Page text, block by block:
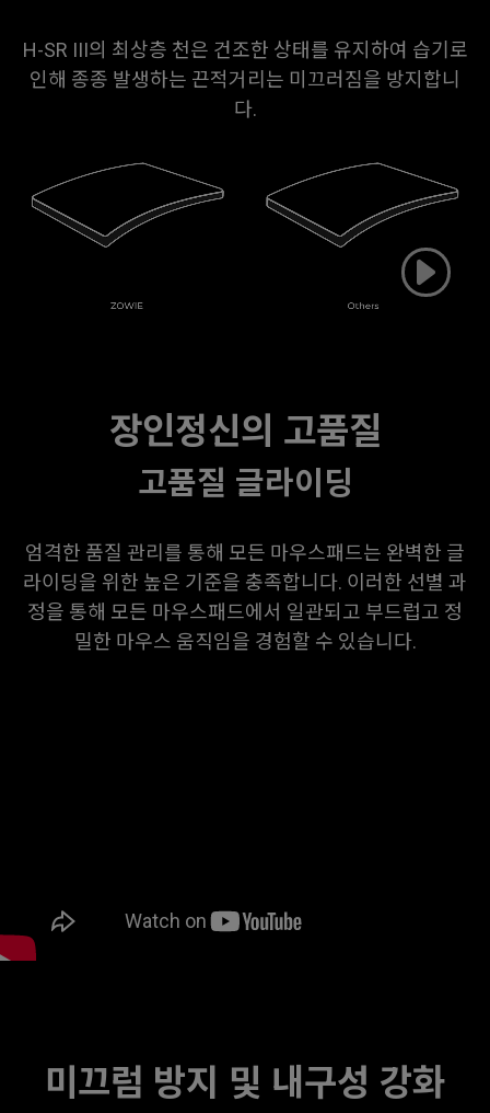
H-SR III의 최상층 천은 건조한 상태를 유지하여 습기로
인해 종종 발생하는 끈적거리는 미끄러짐을 방지합니
다.
장인정신의 고품질
고품질 글라이딩
엄격한 품질 관리를 통해 모든 마우스패드는 완벽한 글
라이딩을 위한 높은 기준을 충족합니다. 이러한 선별 과
정을 통해 모든 마우스패드에서 일관되고 부드럽고 정
밀한 마우스 움직임을 경험할 수 있습니다.
미끄럼 방지 및 내구성 강화